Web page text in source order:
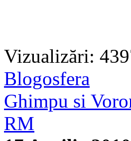
Vizualizări:
Blogosfera
Ghimpu si
RM